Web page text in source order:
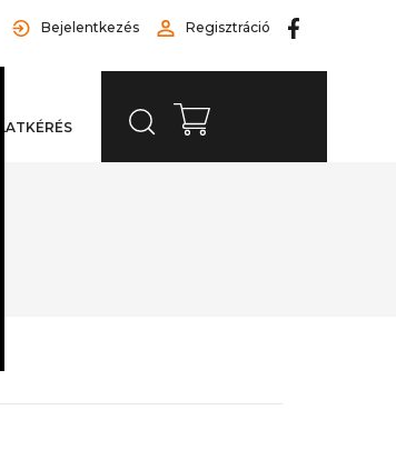
Bejelentkezés Regisztráció